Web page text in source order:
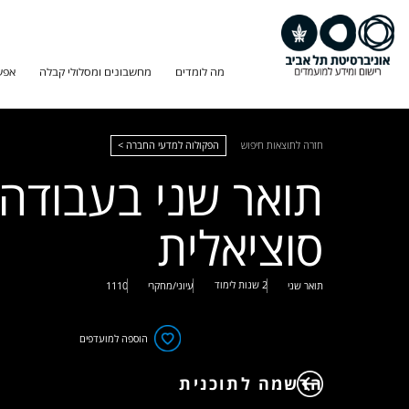
מה לומדים מחשבונים ומסלולי קבלה
חזרה לתוצאות חיפוש הפקולוה למדעי החברה >
תואר שני בעבודה
סוציאלית
תואר שני 2 שנות לימוד עיוני/מחקרי 1110
הוספה למועדפים
הרשמה לתוכנית